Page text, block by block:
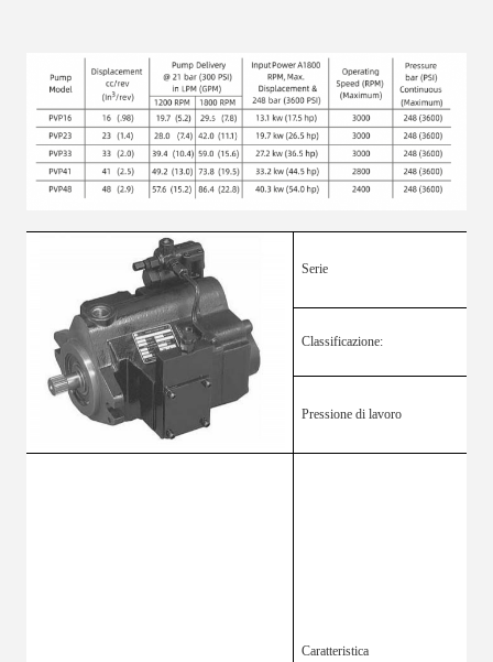
Serie
Classificazione:
Pressione di lavoro
Caratteristica